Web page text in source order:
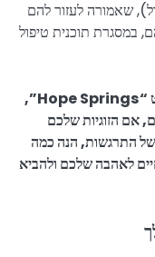
שאמורה לעזור להם
תוכנית טיפול
האם הם יצליחו לחדש את הלהבה? גלו בסרט “Hope Springs”,
אם הזוגיות שלכם
של התרגשות, הנה כמה
לאהבה שלכם ולהביא